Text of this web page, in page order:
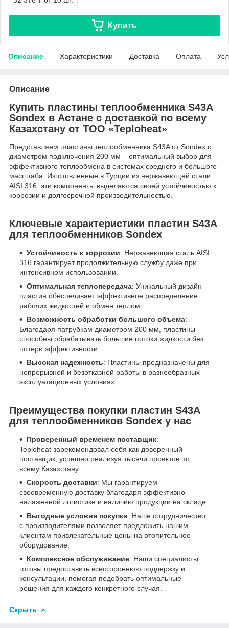
Купить
Описание Характеристики Доставка Оплата
Описание
Купить пластины теплообменника S43A
Sondex в Астане с доставкой по всему
Казахстану от ТОО «Teploheat»
Представляем пластины теплообменника S43A от Sondex с
диаметром подключения 200 мм – оптимальный выбор для
эффективного теплообмена в системах среднего и большого
масштаба. Изготовленные в Турции из нержавеющей стали
AISI 316, эти компоненты выделяются своей устойчивостью к
коррозии и долгосрочной производительностью.
Ключевые характеристики пластин S43A
для теплообменников Sondex
Устойчивость к коррозии: Нержавеющая сталь AISI
316 гарантирует продолжительную службу даже при
интенсивном использовании.
Оптимальная теплопередача: Уникальный дизайн
пластин обеспечивает эффективное распределение
рабочих жидкостей и обмен теплом.
Возможность обработки большого объема:
Благодаря патрубкам диаметром 200 мм, пластины
способны обрабатывать большие потоки жидкости без
потери эффективности.
Высокая надежность: Пластины предназначены для
непрерывной и безотказной работы в разнообразных
эксплуатационных условиях.
Преимущества покупки пластин S43A
для теплообменников Sondex у нас
Проверенный временем поставщик:
Teploheat зарекомендовал себя как доверенный
поставщик, успешно реализуя тысячи проектов по
всему Казахстану.
Скорость доставки: Мы гарантируем
своевременную доставку благодаря эффективно
налаженной логистике и наличию продукции на складе.
Выгодные условия покупки: Наше сотрудничество
с производителями позволяет предложить нашим
клиентам привлекательные цены на отопительное
оборудование.
Комплексное обслуживание: Наши специалисты
готовы предоставить всестороннюю поддержку и
консультации, помогая подобрать оптимальные
решения для каждого конкретного случая.
Скрыть